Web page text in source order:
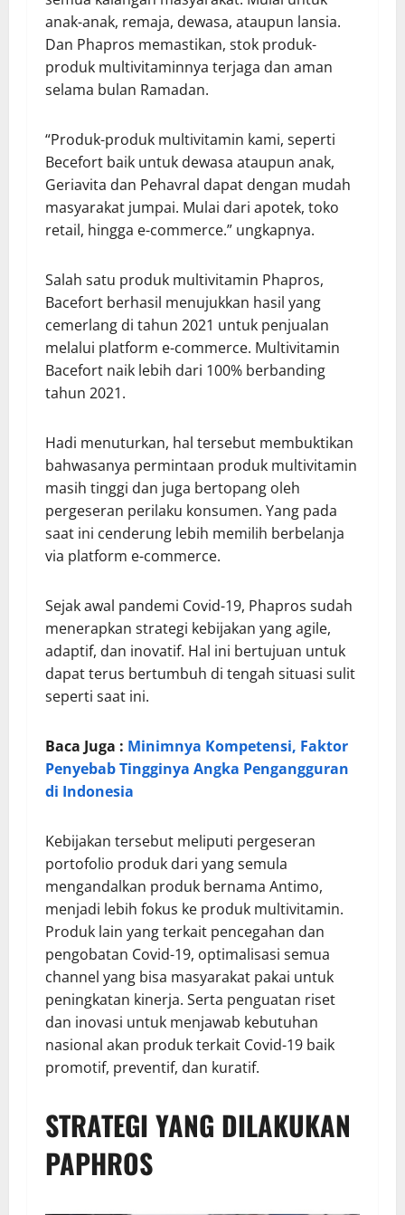
anak-anak, remaja, dewasa, ataupun lansia.
Dan Phapros memastikan, stok produk-
produk multivitaminnya terjaga dan aman
selama bulan Ramadan.
“Produk-produk multivitamin kami, seperti
Becefort baik untuk dewasa ataupun anak,
Geriavita dan Pehavral dapat dengan mudah
masyarakat jumpai. Mulai dari apotek, toko
retail, hingga e-commerce.” ungkapnya.
Salah satu produk multivitamin Phapros,
Bacefort berhasil menujukkan hasil yang
cemerlang di tahun 2021 untuk penjualan
melalui platform e-commerce. Multivitamin
Bacefort naik lebih dari 100% berbanding
tahun 2021.
Hadi menuturkan, hal tersebut membuktikan
bahwasanya permintaan produk multivitamin
masih tinggi dan juga bertopang oleh
pergeseran perilaku konsumen. Yang pada
saat ini cenderung lebih memilih berbelanja
via platform e-commerce.
Sejak awal pandemi Covid-19, Phapros sudah
menerapkan strategi kebijakan yang agile,
adaptif, dan inovatif. Hal ini bertujuan untuk
dapat terus bertumbuh di tengah situasi sulit
seperti saat ini.
Baca Juga : Minimnya Kompetensi, Faktor
Penyebab Tingginya Angka Pengangguran
di Indonesia
Kebijakan tersebut meliputi pergeseran
portofolio produk dari yang semula
mengandalkan produk bernama Antimo,
menjadi lebih fokus ke produk multivitamin.
Produk lain yang terkait pencegahan dan
pengobatan Covid-19, optimalisasi semua
channel yang bisa masyarakat pakai untuk
peningkatan kinerja. Serta penguatan riset
dan inovasi untuk menjawab kebutuhan
nasional akan produk terkait Covid-19 baik
promotif, preventif, dan kuratif.
STRATEGI YANG DILAKUKAN
PAPHROS